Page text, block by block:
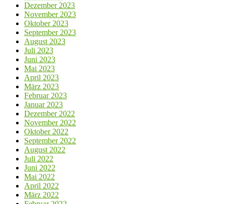
Dezember 2023
November 2023
Oktober 2023
September 2023
August 2023
Juli 2023
Juni 2023
Mai 2023
April 2023
März 2023
Februar 2023
Januar 2023
Dezember 2022
November 2022
Oktober 2022
September 2022
August 2022
Juli 2022
Juni 2022
Mai 2022
April 2022
März 2022